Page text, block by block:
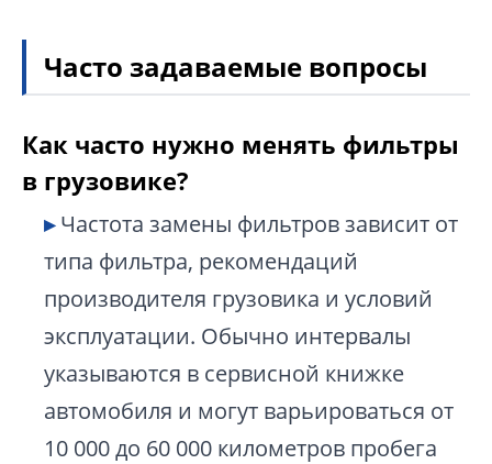
Часто задаваемые вопросы
Как часто нужно менять фильтры
в грузовике?
Частота замены фильтров зависит от
типа фильтра, рекомендаций
производителя грузовика и условий
эксплуатации. Обычно интервалы
указываются в сервисной книжке
автомобиля и могут варьироваться от
10 000 до 60 000 километров пробега